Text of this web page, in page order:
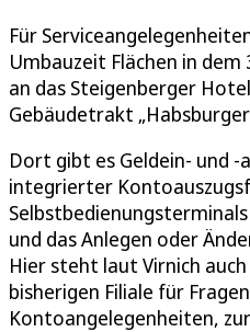
Für
Umbauzeit Flächen in
an das Steigenberger
Gebäudetrakt
Dort gibt es Geldein- und
integrierter
und das Anlegen oder
Hier steht laut Virnich
bisherigen Filiale für
Kontoangelegenheiten,